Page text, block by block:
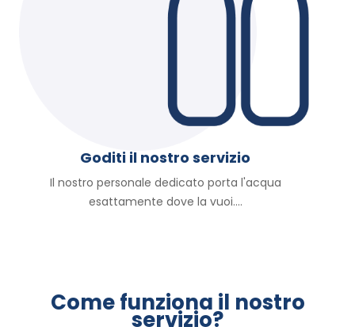
Goditi il nostro servizio
Il nostro personale dedicato porta l'acqua
esattamente dove la vuoi....
Come funziona il nostro
servizio?